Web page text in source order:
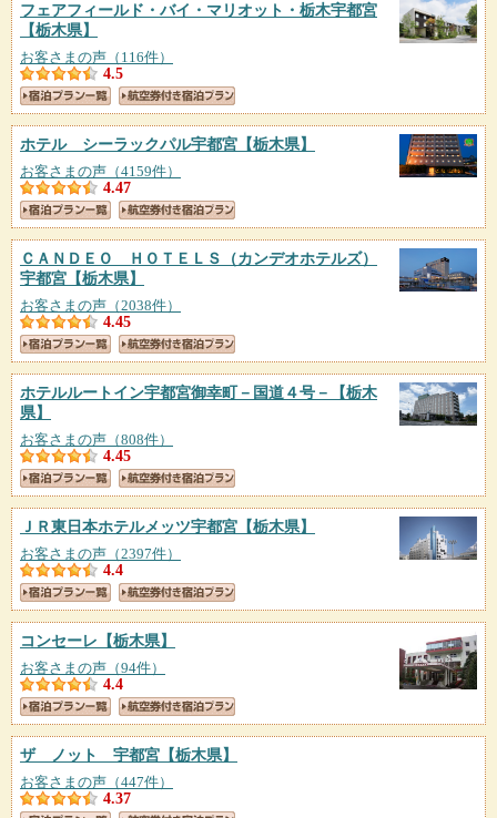
フェアフィールド・バイ・マリオット・栃木宇都宮
【栃木県】
お客さまの声（116件）
4.5
ホテル シーラックパル宇都宮 【栃木県】
お客さまの声（4159件）
4.47
ＣＡＮＤＥＯ ＨＯＴＥＬＳ（カンデオホテルズ）
宇都宮 【栃木県】
お客さまの声（2038件）
4.45
ホテルルートイン宇都宮御幸町－国道４号－
【栃木
県】
お客さまの声（808件）
4.45
ＪＲ東日本ホテルメッツ宇都宮 【栃木県】
お客さまの声（2397件）
4.4
コンセーレ 【栃木県】
お客さまの声（94件）
4.4
ザ ノット 宇都宮 【栃木県】
お客さまの声（447件）
4.37